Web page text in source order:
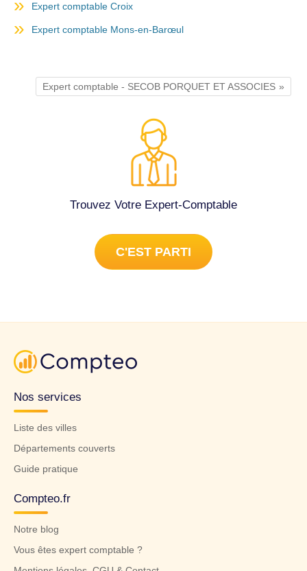
Expert comptable Croix
Expert comptable Mons-en-Barœul
Expert comptable - SECOB PORQUET ET ASSOCIES
Trouvez Votre Expert-Comptable
C'EST PARTI
Nos services
Liste des villes
Départements couverts
Guide pratique
Compteo.fr
Notre blog
Vous êtes expert comptable ?